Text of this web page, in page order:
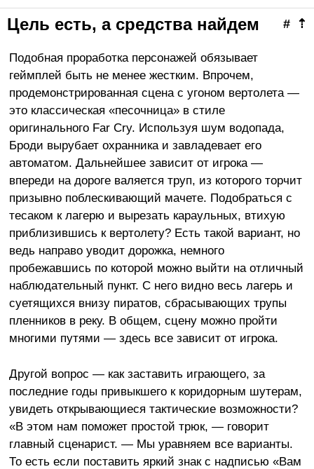
⇡
#
Цель есть, а средства найдем
Подобная проработка персонажей обязывает
геймплей быть не менее жестким. Впрочем,
продемонстрированная сцена с угоном вертолета —
это классическая «песочница» в стиле
оригинального Far Cry. Используя шум водопада,
Броди вырубает охранника и завладевает его
автоматом. Дальнейшее зависит от игрока —
впереди на дороге валяется труп, из которого торчит
призывно поблескивающий мачете. Подобраться с
тесаком к лагерю и вырезать караульных, втихую
приблизившись к вертолету? Есть такой вариант, но
ведь направо уводит дорожка, немного
пробежавшись по которой можно выйти на отличный
наблюдательный пункт. С него видно весь лагерь и
суетящихся внизу пиратов, сбрасывающих трупы
пленников в реку. В общем, сцену можно пройти
многими путями — здесь все зависит от игрока.
Другой вопрос — как заставить играющего, за
последние годы привыкшего к коридорным шутерам,
увидеть открывающиеся тактические возможности?
«В этом нам поможет простой трюк, — говорит
главный сценарист. — Мы уравняем все варианты.
То есть если поставить яркий знак с надписью «Вам